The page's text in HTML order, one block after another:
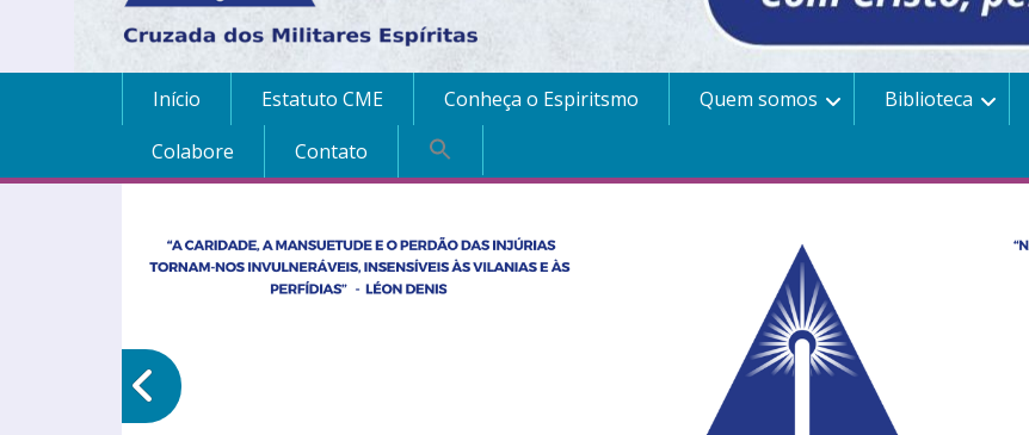
Início Estatuto CME Conheça o Espiritsmo Quem somos Biblioteca
Colabore
Contato